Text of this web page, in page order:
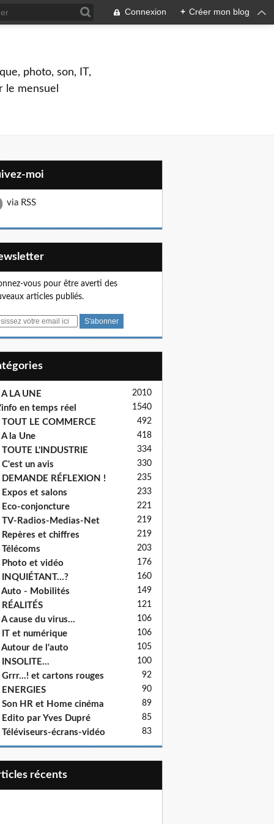
Connexion + Créer mon blog
photo, son, IT,
le mensuel
moi
via RSS
vous pour être averti des
articles publiés.
LA UNE 2010
en temps réel 1540
LE COMMERCE 492
la Une 418
L'INDUSTRIE 334
un avis 330
RÉFLEXION ! 235
et salons 233
conjoncture 221
Radios-Medias-Net 219
et chiffres 219
203
et vidéo 176
160
Auto - Mobilités 149
121
cause du virus... 106
et numérique 106
de l'auto 105
100
et cartons rouges 92
90
HR et Home cinéma 89
par Yves Dupré 85
écrans-vidéo 83
récents